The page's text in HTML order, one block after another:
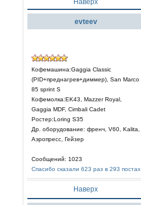
evteev
Кофемашина:Gaggia Classic
(PID+преднагрев+диммер), San Marco
85 sprint S
Кофемолка:EK43, Mazzer Royal,
Gaggia MDF, Cimbali Cadet
Ростер:Loring S35
Др. оборудование: френч, V60, Kalita,
Аэропресс, Гейзер
Сообщений: 1023
Спасибо сказали 623 раз в 293 постах
Наверх